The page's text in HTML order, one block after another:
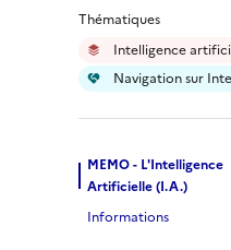
Thématiques
Intelligence
Navigation sur
MEMO - L'Intelligence
Artificielle (I.A.)
Informations